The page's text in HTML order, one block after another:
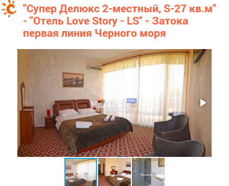
"Супер Делюкс 2-местный, S-27 кв.м"
- "Отель Love Story - LS" - Затока
первая линия Черного моря